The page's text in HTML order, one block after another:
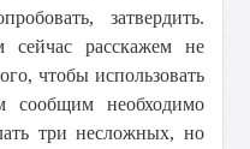
затвердить.
сейчас расскажем не
чтобы использовать
необходимо
три несложных, но